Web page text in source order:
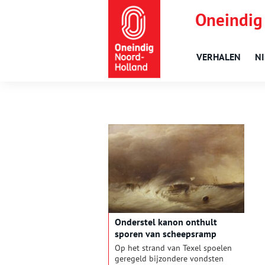
VERHALEN
Onderstel kanon onthult
sporen van scheepsramp
Op het strand van Texel spoelen
geregeld bijzondere vondsten